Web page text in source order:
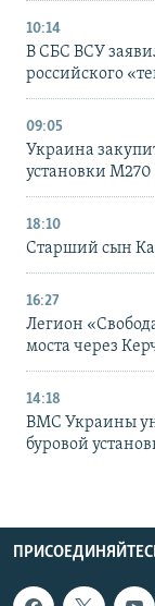
10:14
В СБС ВСУ
российского
09:05
Украина
установки M270
18:10
Старший сын
16:27
Легион
моста через
14:18
ВМС Украины
буровой